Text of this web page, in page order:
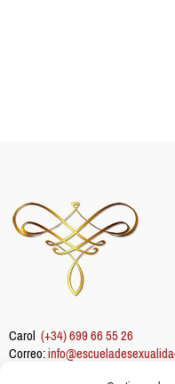
Carol (+34) 699 66 55 26
Correo: